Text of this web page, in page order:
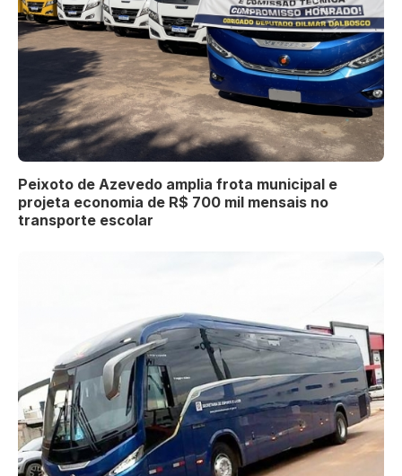
Peixoto de Azevedo amplia frota municipal e
projeta economia de R$ 700 mil mensais no
transporte escolar